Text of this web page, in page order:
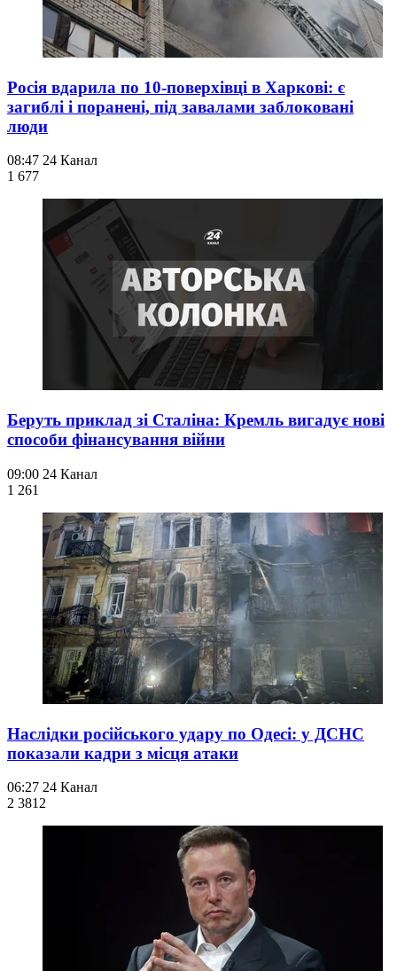
Росія вдарила по 10-поверхівці в Харкові: є
загиблі і поранені, під завалами заблоковані
люди
08:47 24 Канал
1 677
Беруть приклад зі Сталіна: Кремль вигадує нові
способи фінансування війни
09:00 24 Канал
1 261
Наслідки російського удару по Одесі: у ДСНС
показали кадри з місця атаки
06:27 24 Канал
2 381 2